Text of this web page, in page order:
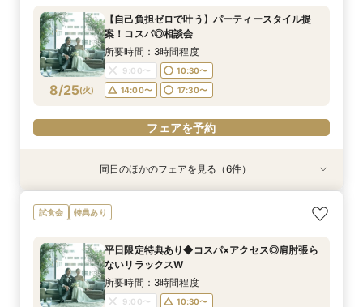
8/24(月)
9:00〜
10:30〜
14:00〜
17:30〜
フェアを予約
8/24(月)
9:00〜
10:30〜
14:00〜
17:30〜
フェアを予約
8/24(月)
9:00〜
10:30〜
14:00〜
17:30〜
フェアを予約
8/24(月)
9:00〜
10:30〜
14:00〜
17:30〜
フェアを予約
8/24(月)
9:00〜
10:30〜
14:00〜
17:30〜
フェアを予約
8/24(月)
9:00〜
10:30〜
14:00〜
17:30〜
フェアを予約
8/25(火)
【自己負担ゼロで叶う】パーティースタイル提
案！コスパ◎相談会
所要時間：3時間程度
9:00〜
10:30〜
14:00〜
17:30〜
フェアを予約
特典あり
8/25(火)
＼料理重視の方へ／最高グレードへUP特典付◎
人気料理演出体験
9:00〜
10:30〜
14:00〜
17:30〜
特典あり
8/25(火)
＼会費婚を検討の方向け／試食付き◎お披露目
パーティー相談会
9:00〜
10:30〜
14:00〜
17:30〜
特典あり
8/25(火)
＼駅直結＆ワンフロア貸切／持込OK×自由度◎贅
沢空間で叶うW
9:00〜
10:30〜
14:00〜
17:30〜
特典あり
8/25(火)
＼1件目来館特典有／贅沢試食付◆見積もり＆日
程イチから相談会
9:00〜
10:30〜
14:00〜
17:30〜
8/25(火)
最短60分！さくっと相談OK◎スマホで簡単！オ
ンライン相談会
11:00〜
14:00〜
17:30〜
18:30〜
特典あり
8/25(火)
平日限定特典あり◆コスパ×アクセス◎肩肘張ら
ないリラックスW
9:00〜
10:30〜
14:00〜
17:30〜
同日のほかのフェアを見る（6件）
試食会 特典あり
平日限定特典あり◆コスパ×アクセス◎肩肘張ら
ないリラックスW
所要時間：3時間程度
9:00〜
10:30〜